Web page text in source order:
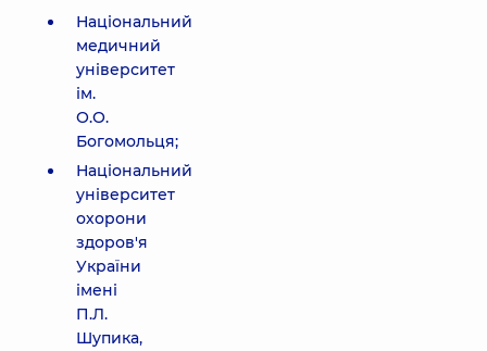
Національний
медичний
університет
ім.
О.О.
Богомольця;
Національний
університет
охорони
здоров'я
України
імені
П.Л.
Шупика,